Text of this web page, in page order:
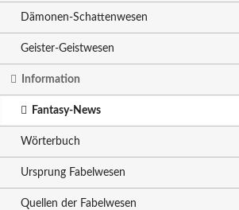
Dämonen-Schattenwesen
Geister-Geistwesen
Information
Fantasy-News
Wörterbuch
Ursprung Fabelwesen
Quellen der Fabelwesen